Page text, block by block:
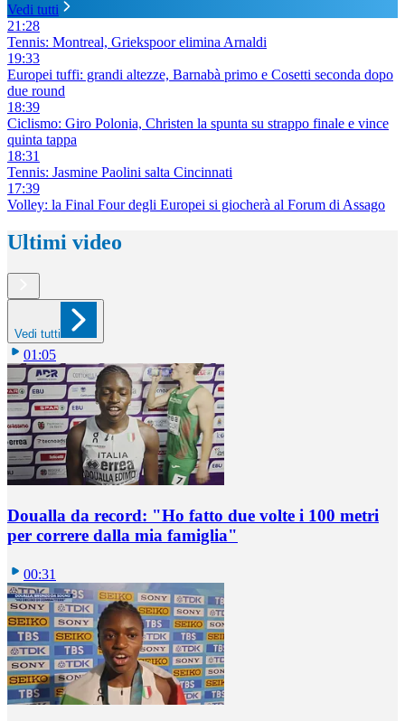
Vedi tutti
21:28
Tennis: Montreal, Griekspoor elimina Arnaldi
19:33
Europei tuffi: grandi altezze, Barnabà primo e Cosetti seconda dopo
due round
18:39
Ciclismo: Giro Polonia, Christen la spunta su strappo finale e vince
quinta tappa
18:31
Tennis: Jasmine Paolini salta Cincinnati
17:39
Volley: la Final Four degli Europei si giocherà al Forum di Assago
Ultimi video
Vedi tutti
01:05
Doualla da record: "Ho fatto due volte i 100 metri
per correre dalla mia famiglia"
00:31